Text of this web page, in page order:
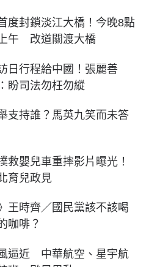
度封鎖淡江大橋！今晚8點
午 改道關渡大橋
日行程給中國！張麗善
盼司法勿枉勿縱
支持誰？馬英九笑而未答
救嬰兒車重摔影片曝光！
育兒政見
王時齊／國民黨該不該喝
咖啡？
逼近 中華航空、星宇航